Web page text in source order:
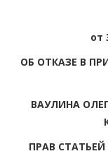
от
ОБ ОТКАЗЕ В
ВАУЛИНА
ПРАВ